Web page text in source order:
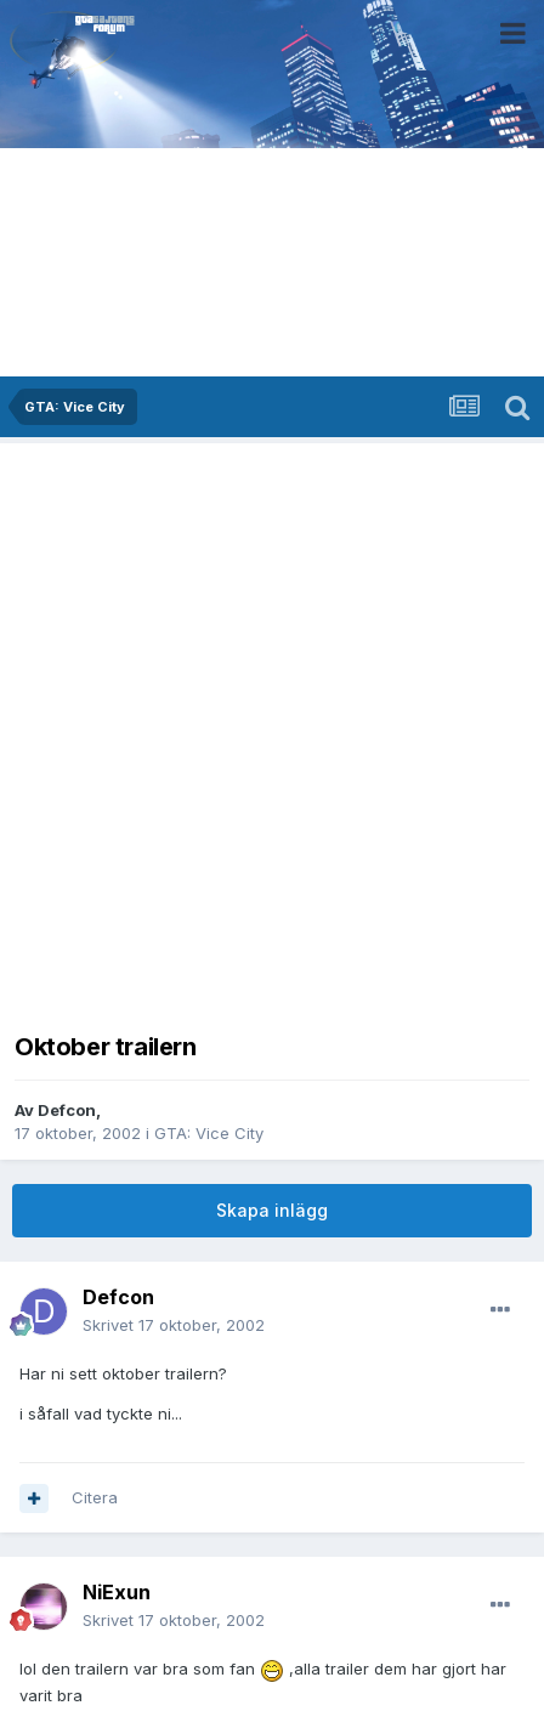
GTA: Vice City
Oktober trailern
Av Defcon,
17 oktober, 2002 i GTA: Vice City
Skapa inlägg
Defcon
Skrivet 17 oktober, 2002
Har ni sett oktober trailern?
i såfall vad tyckte ni...
Citera
NiExun
Skrivet 17 oktober, 2002
lol den trailern var bra som fan
,alla trailer dem har gjort har
varit bra